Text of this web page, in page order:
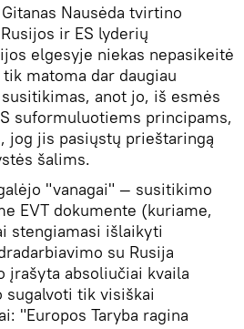
Nausėda tvirtino
ir ES lyderių
elgesyje niekas nepasikeitė
matoma dar daugiau
anot jo, iš esmės
suformuluotiems principams,
jog jis pasiųstų prieštaringą
šalims.
"vanagai" — susitikimo
EVT dokumente (kuriame,
stengiamasi išlaikyti
su Rusija
įrašyta absoliučiai kvaila
sugalvoti tik visiškai
"Europos Taryba ragina